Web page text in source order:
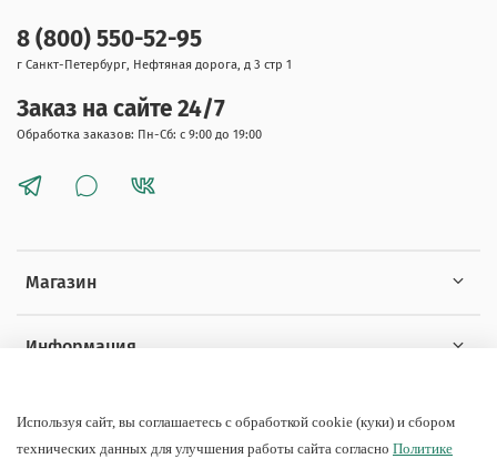
Магазин
Информация
8 (800) 550-52-95
г Санкт-Петербург, Нефтяная дорога, д 3 стр 1
Заказ на сайте 24/7
Обработка заказов: Пн-Сб: с 9:00 до 19:00
Используя сайт, вы соглашаетесь с обработкой cookie (куки) и сбором
технических данных для улучшения работы сайта согласно Политике